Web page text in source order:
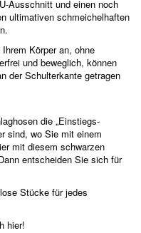
Ausschnitt und einen noch
ultimativen schmeichelhaften
Körper an, ohne
und beweglich, können
der Schulterkante getragen
die „Einstiegs-
sind, wo Sie mit einem
mit diesem schwarzen
entscheiden Sie sich für
Stücke für jedes
hier!